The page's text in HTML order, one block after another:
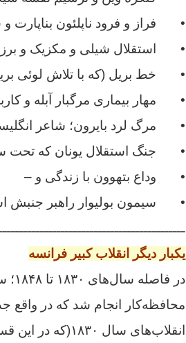
• فراز و فرود ناپلئون بناپارت
• استقلال شیلی و مکزیک و
• خط بریل (که با تلاش لوئی
• مهار بیماری مرگبار آبله و
• مرگ لرد بایرون؛ شاعر
• جنگ استقلال یونان که تحت
• وداع بتهوون با زندگی و –
• سیمون بولیوار راهبر جنبش
یکبار دیگر انقلاب کبیر فرانسه
در
محافظه‌کار انجام شد که در واقع
انقلاب‌های سال